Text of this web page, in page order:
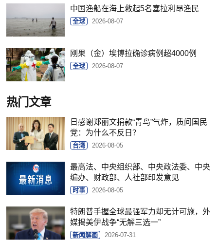
中国渔船在海上救起5名塞拉利昂渔民
全球 2026-08-07
刚果（金）埃博拉确诊病例超4000例
全球 2026-08-07
热门文章
日感谢郑丽文捐款“青鸟”气炸，质问国民
党：为什么不反日？
台湾 2026-08-05
最高法、中央组织部、中央政法委、中央
编办、财政部、人社部印发意见
时事 2026-08-05
特朗普手握全球最强军力却无计可施，外
媒揭美伊战争“无解三选一”
新闻解画 2026-07-31